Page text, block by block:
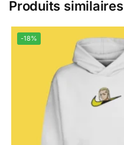
Produits similaires
-18%